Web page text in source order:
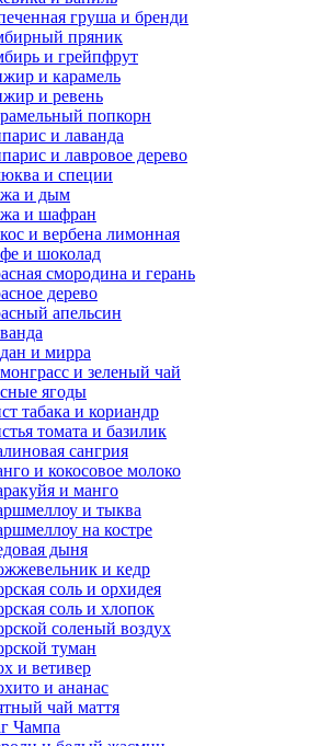
груша и бренди
пряник
и грейпфрут
и карамель
и ревень
попкорн
и лаванда
и лавровое дерево
и специи
и дым
и шафран
и вербена лимонная
и шоколад
смородина и герань
дерево
апельсин
и мирра
и зеленый чай
ягоды
табака и кориандр
томата и базилик
сангрия
и кокосовое молоко
и манго
и тыква
на костре
дыня
и кедр
соль и орхидея
соль и хлопок
соленый воздух
туман
и ветивер
и ананас
чай маття
Чампа